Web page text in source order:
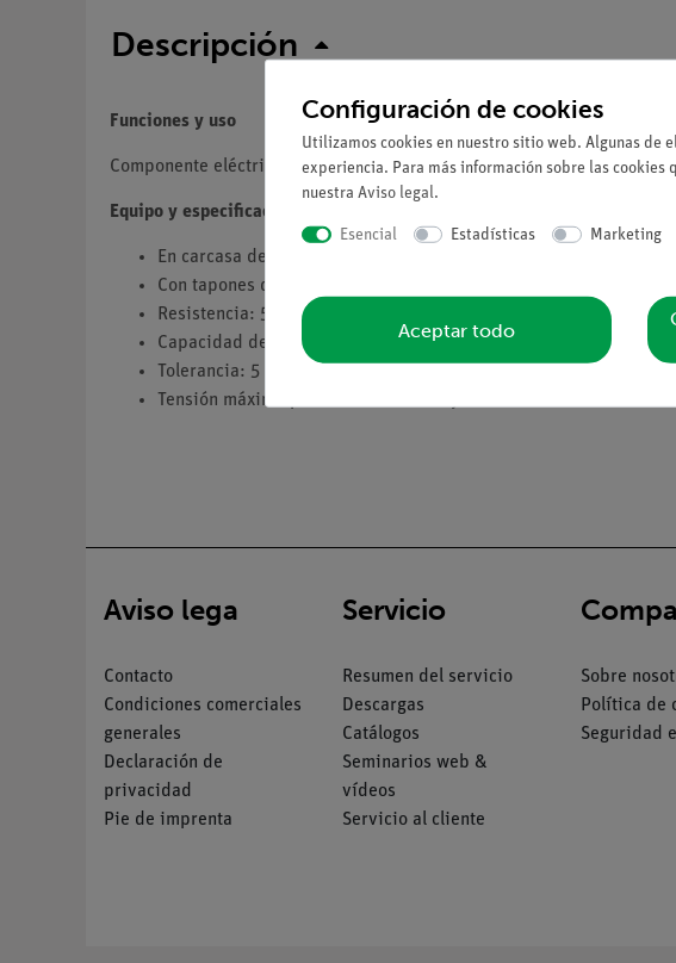
Descripción
Funciones y uso
Componente eléctrico para experimentos de introducción.
Equipo y especificaciones técnicas
En carcasa de plástico (mm) 37 x 18 x 22.
Con tapones de 4 mm a 19 mm de distancia.
Resistencia: 5 Ohm.
Capacidad de carga: 2 W.
Tolerancia: 5 %.
Tensión máxima permitida: 60 V DC y 30 V AC
Aviso lega
Contacto
Condiciones comerciales
generales
Declaración de
privacidad
Pie de imprenta
Servicio
Resumen del servicio
Descargas
Catálogos
Seminarios web &
vídeos
Servicio al cliente
Sobre
Política de
Seguridad
Configuración de cookies
Utilizamos cookies en nuestro sitio web. Algunas de
experiencia. Para más información sobre las cookies
nuestra Aviso legal.
Esencial Estadísticas Marketing
Aceptar todo